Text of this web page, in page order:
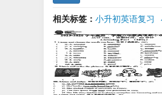
相关标签： 小升初英语复习